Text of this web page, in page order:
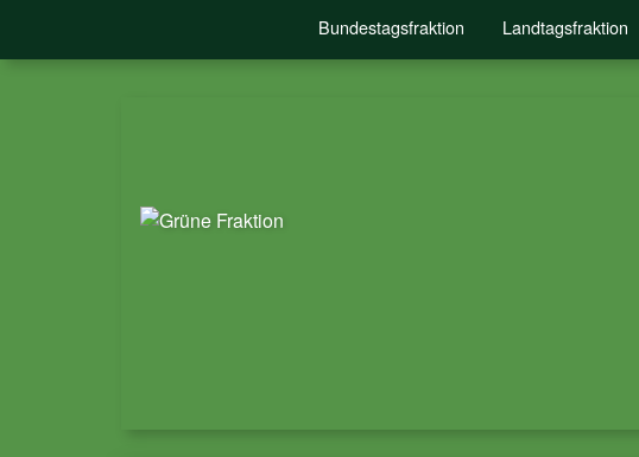
Bundestagsfraktion Landtagsfraktion